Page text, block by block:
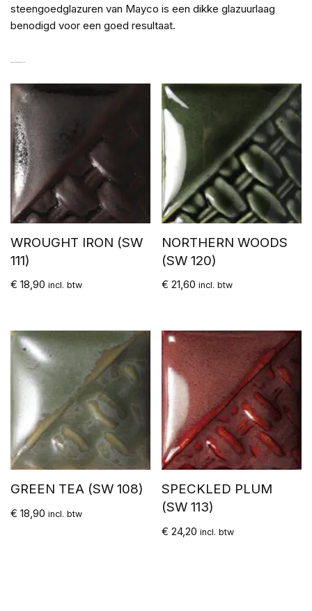
steengoedglazuren van Mayco is een dikke glazuurlaag
benodigd voor een goed resultaat.
WROUGHT IRON (SW
111)
€ 18,90 incl. btw
NORTHERN WOODS
(SW 120)
€ 21,60 incl. btw
GREEN TEA (SW 108)
€ 18,90 incl. btw
SPECKLED PLUM
(SW 113)
€ 24,20 incl. btw